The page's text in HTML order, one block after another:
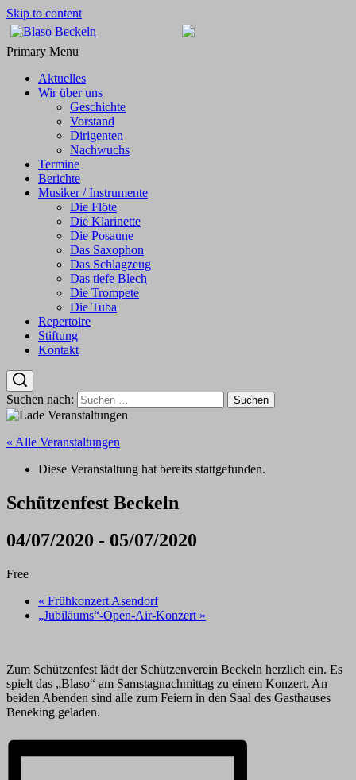
Skip to content
Blaso Beckeln
…mit Freude dabei!
Primary Menu
Aktuelles
Wir über uns
Geschichte
Vorstand
Dirigenten
Nachwuchs
Termine
Berichte
Musiker / Instrumente
Die Flöte
Die Klarinette
Die Posaune
Das Saxophon
Das Schlagzeug
Das tiefe Blech
Die Trompete
Die Tuba
Repertoire
Stiftung
Kontakt
Suchen nach:
« Alle Veranstaltungen
Diese Veranstaltung hat bereits stattgefunden.
Schützenfest Beckeln
04/07/2020 - 05/07/2020
Free
« Frühkonzert Asendorf
„Jubiläums“-Open-Air-Konzert »
Zum Schützenfest lädt der Schützenverein Beckeln herzlich ein. Es
spielt das „Blaso“ am Samstagnachmittag zu einem Konzert. An
beiden Abenden sind alle zum Feiern in den Saal des Gasthauses
Beneking geladen.